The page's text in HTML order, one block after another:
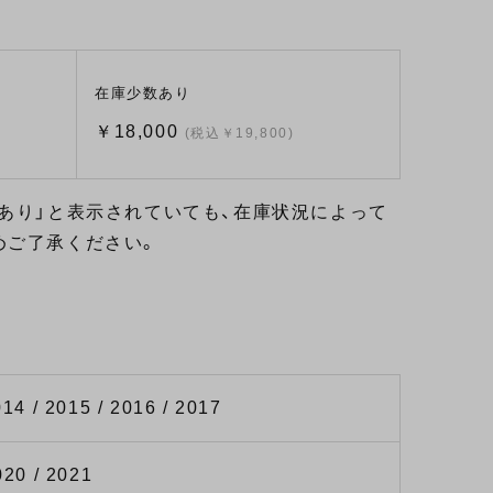
在庫少数あり
￥18,000 (税込￥19,800)
り」と表示されていても、在庫状況によって
了承ください。
/ 2015 / 2016 / 2017
/ 2021